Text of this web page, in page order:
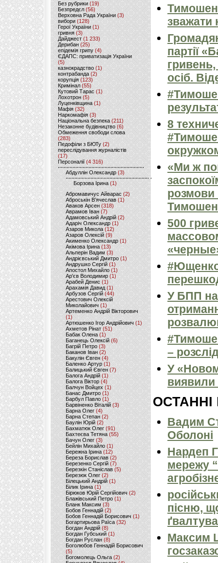
Без рубрики (19)
Безпредєл(56)
Верховна Рада України (3)
вибори(128)
Герої України(1)
гривня (3)
Дайджест (1 233)
Дерибан (25)
епідемія грипу (4)
ЄДАПС: приватизація України
(5)
казнокрадство (1)
контрабанда (2)
корупція (123)
Кримінал (55)
Кутовий Тарас (1)
Лохотрон(5)
Луценківщина (1)
Мафія (32)
Наркомафія (3)
Національна безпека (211)
Незаконне будівництво(6)
Обмеження свободи слова
(283)
Педофіли з БЮТу (2)
переслідування журналістів
(17)
Персоналії (4 316)
Абдуллін Олександр (3)
Борзова Ірина(1)
Абромавичус Айварас (2)
Аброськін В’ячеслав(1)
Аваков Арсен (318)
Аврамов Іван (7)
Адамовський Андрій(2)
Адаріч Олександр (1)
Азаров Микола (12)
Азаров Олексій (9)
Акименко Олександр(1)
Акімова Ірина(13)
Альперін Вадим (3)
Андрієвський Дмитро(1)
Андрушко Сергій(1)
Апостол Михайло(1)
Ар'єв Володимир (1)
Арабей Денис(1)
Арахамія Давид (1)
Арбузов Сергій (44)
Арестович Олексій
Миколайович(1)
Артеменко Андрій Вікторович
(1)
Артюшенко Ігор Андрійович(1)
Ахметов Рінат(51)
Бабак Олена(1)
Баганець Олексій(6)
Багрій Петро (3)
Баканов Іван(2)
Бакулін Євген (4)
Баленко Артур(1)
Балицький Євген(7)
Балога Андрій (1)
Балога Віктор (4)
Балчун Войцех (1)
Банас Дмитро (1)
Барбул Павло(1)
Барвіненко Віталій(3)
Барна Олег (4)
Барна Степан (2)
Баулін Юрій (2)
Бахматюк Олег (91)
Бахтеєва Тетяна(55)
Бачун Олег (3)
Бейлін Михайло (1)
Бережна Ірина(12)
Береза Борислав(2)
Березенко Сергій (7)
Березкін Станіслав (5)
Березюк Олег(2)
Білецький Андрій (1)
Білик Ірина (1)
Бірюков Юрій Сергійович (2)
Блажівський Петро (1)
Бланк Максим(3)
Бобов Геннадій (2)
Бобов Геннадій Борисович (1)
Богартирьова Раїса (32)
Богдан Андрій(8)
Богдан Губський (1)
Богдан Руслан(8)
Боголюбов Геннадій Борисович
(5)
Богомолець Ольга (2)
зважати
партії
осіб.
8
«Ми ж
розмови
500
У БПП
–
У
виявили
ОСТАННІ
Вадим
Оболоні
Нардеп
мережу
пісню,
Максим